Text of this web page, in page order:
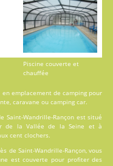
Piscine couverte et
chauffée
emplacement de camping pour
caravane ou camping car.
Saint-Wandrille-Rançon est situé
de la Vallée de la Seine et à
cent clochers.
de Saint-Wandrille-Rançon, vous
est couverte pour profiter des